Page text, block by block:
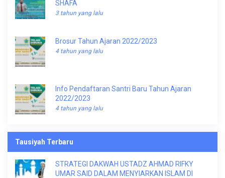
SHAFA
3 tahun yang lalu
Brosur Tahun Ajaran 2022/2023
4 tahun yang lalu
Info Pendaftaran Santri Baru Tahun Ajaran
2022/2023
4 tahun yang lalu
Tausiyah Terbaru
STRATEGI DAKWAH USTADZ AHMAD RIFKY
UMAR SAID DALAM MENYIARKAN ISLAM DI